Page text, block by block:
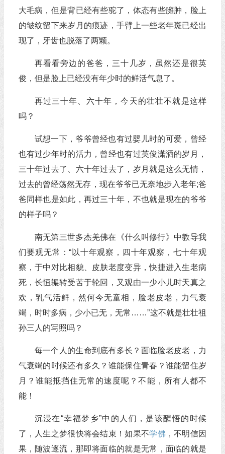
大毛病，但是背已经有些驼了，体态有些臃肿，脸上
的皱纹留下来岁月的痕迹，手臂上一些老年斑已经出
现了，牙齿也脱落了两颗。
再看看旁边的爸爸，三十几岁，虽然还是很英
俊，但是脸上已经没有年少时的鲜活气息了。
再过三十年、六十年，今天的壮壮不就是这样
吗？
试想一下，爷爷曾经也有过婴儿时的可爱，曾经
也有过少年时的活力，曾经也有过英俊潇洒的岁月，
三十年过去了、六十年过去了，岁月就是这么无情，
过去的曾经荡然无存，现在爷爷已无奈地步入老年;爸
爸同样也是如此，再过三十年，不也就是现在的爷爷
的样子吗？
南无第三世多杰羌佛在《什么叫修行》中教导我
们要观无常：“以十年观察，四十年观察，七十年观
察，于中对比相貌、皮肤老度变异，快捷进入生老病
死，长恒辗转受苦于轮回，又观由一少小儿时天真之
欢，乳气活鲜，然何今无童相，脸老皮老，力气衰
竭，时时多病，少小已无，无常……”这不就是壮壮祖
孙三人的写照吗？
每一个人的生命到底有多长？面临脸老皮老，力
气衰竭的时候还有多久？谁能保住青春？谁能留住岁
月？谁能抵挡住无常的速度呢？不能，所有人都不
能！
沉浸在“幸福梦乡”中的人们，是该醒悟的时候
了，人生之梦很快将会结束！如果不学佛 ，不明信因
果，随波逐流，那即将面临的就是无常，面临的就是